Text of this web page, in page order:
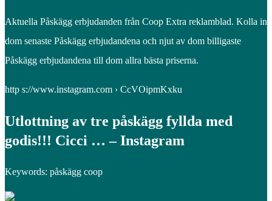
Aktuella Påskägg erbjudanden från Coop Extra reklamblad. Kolla in
dom senaste Påskägg erbjudandena och njut av dom billigaste
Påskägg erbjudandena till dom allra bästa priserna.
http s://www.instagram.com › CcVOipmKxku
Utlottning av tre påskägg fyllda med
godis!!! Cicci … – Instagram
Keywords: påskägg coop